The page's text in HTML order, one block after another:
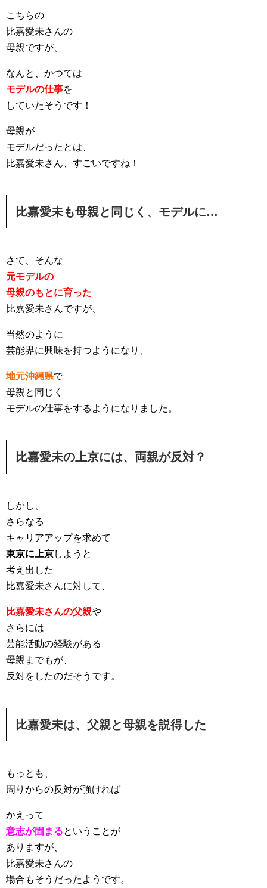
こちらの
比嘉愛未さんの
母親ですが、
なんと、かつては
モデルの仕事を
していたそうです！
母親が
モデルだったとは、
比嘉愛未さん、すごいですね！
比嘉愛未も母親と同じく、モデルに…
さて、そんな
元モデルの
母親のもとに育った
比嘉愛未さんですが、
当然のように
芸能界に興味を持つようになり、
地元沖縄県で
母親と同じく
モデルの仕事をするようになりました。
比嘉愛未の上京には、両親が反対？
しかし、
さらなる
キャリアアップを求めて
東京に上京しようと
考え出した
比嘉愛未さんに対して、
比嘉愛未さんの父親や
さらには
芸能活動の経験がある
母親までもが、
反対をしたのだそうです。
比嘉愛未は、父親と母親を説得した
もっとも、
周りからの反対が強ければ
かえって
意志が固まるということが
ありますが、
比嘉愛未さんの
場合もそうだったようです。